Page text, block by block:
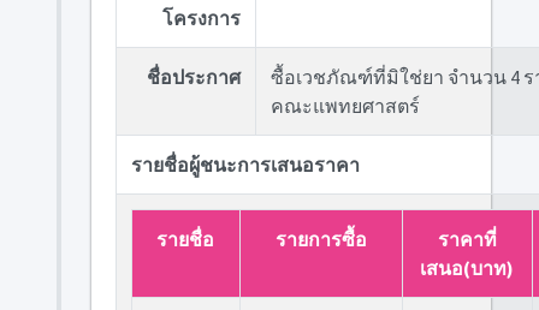
โครงการ
ชื่อประกาศ
ซื้อเวชภัณฑ์ที่มิใช่ยา จำนวน 4 ร
คณะแพทยศาสตร์
รายชื่อผู้ชนะการเสนอราคา
รายชื่อ รายการซื้อ
ราคาที่
เสนอ(บาท)